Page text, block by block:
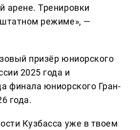
арене. Тренировки
режиме», —
призёр юниорского
2025 года и
финала юниорского Гран-
года.
Кузбасса уже в твоем